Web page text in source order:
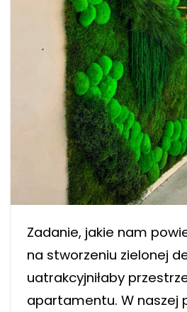
Zadanie, jakie nam
na stworzeniu zielonej
uatrakcyjniłaby
apartamentu. W naszej